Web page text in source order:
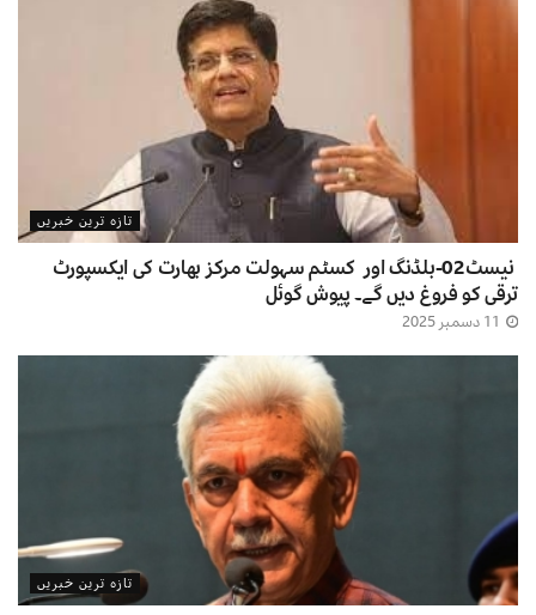
تازہ ترین خبریں
نیسٹ02-بلڈنگ اور کسٹم سہولت مرکز بھارت کی ایکسپورٹ
ترقی کو فروغ دیں گے۔ پیوش گوئل
تازہ ترین خبریں